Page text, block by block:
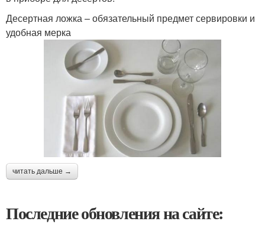
Десертная ложка – обязательный предмет сервировки и
удобная мерка
читать дальше →
Последние обновления на сайте: